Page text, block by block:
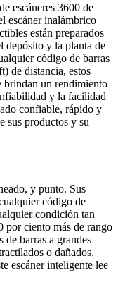
escáneres 3600 de
escáner inalámbrico
están preparados
depósito y la planta de
código de barras
de distancia, estos
brindan un rendimiento
y la facilidad
confiable, rápido y
sus productos y su
y punto. Sus
código de
condición tan
por ciento más de rango
barras a grandes
o dañados,
escáner inteligente lee